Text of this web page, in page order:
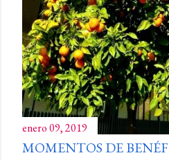
enero 09, 2019
MOMENTOS DE